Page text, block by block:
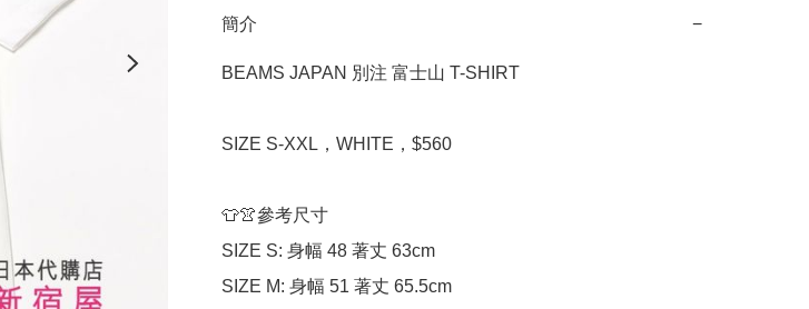
簡介 −
BEAMS JAPAN 別注 富士山 T-SHIRT
SIZE S-XXL，WHITE，$560
👕👚參考尺寸
SIZE S: 身幅 48 著丈 63cm
SIZE M: 身幅 51 著丈 65.5cm